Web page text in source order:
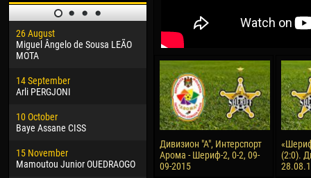
26 August
Miguel Ângelo de Sousa LEÃO
MOTA
14 September
Arli PERGJONI
10 October
Baye Assane CISS
15 November
Mamoutou Junior OUEDRAOGO
30 January
Dhoraso Moreo KLAS
24 February
Vladislav COSTIN
02 March
Veaceslav COZMA
09 March
Emmanuel AFETSE
04
13
15
24
Дивизион "А", Интерспорт
Арома - Шериф-2, 0-2, 09-
09-2015
(2:0).